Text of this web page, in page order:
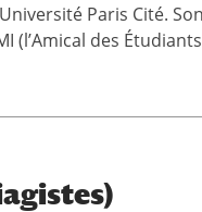
Paris Cité.
(l’Amical des